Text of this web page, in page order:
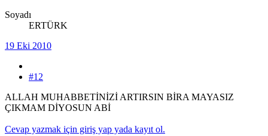
Soyadı
ERTÜRK
19 Eki 2010
#12
ALLAH MUHABBETİNİZİ ARTIRSIN BİRA MAYASIZ
ÇIKMAM DİYOSUN ABİ
Cevap yazmak için giriş yap yada kayıt ol.